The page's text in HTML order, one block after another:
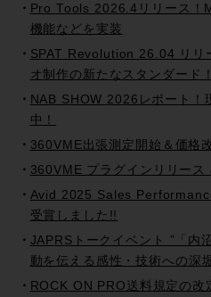
Pro Tools 2026.4リリース！
機能などを実装
SPAT Revolution 26.04 リリ
オ制作の新たなスタンダード！
NAB SHOW 2026レポート！
中！
360VME出張測定開始＆価格
360VME プラグインリリース
Avid 2025 Sales
受賞しました!!
JAPRSトークイベント ”「内
動を伝える感性・技術への深
ROCK ON PRO送料規定の改